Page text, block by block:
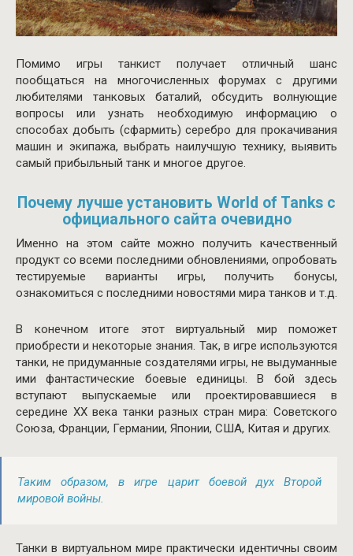
Помимо игры танкист получает отличный шанс
пообщаться на многочисленных форумах с другими
любителями танковых баталий, обсудить волнующие
вопросы или узнать необходимую информацию о
способах добыть (сфармить) серебро для прокачивания
машин и экипажа, выбрать наилучшую технику, выявить
самый прибыльный танк и многое другое.
Почему лучше установить World of Tanks с
официального сайта очевидно
Именно на этом сайте можно получить качественный
продукт со всеми последними обновлениями, опробовать
тестируемые варианты игры, получить бонусы,
ознакомиться с последними новостями мира танков и т.д.
В конечном итоге этот виртуальный мир поможет
приобрести и некоторые знания. Так, в игре используются
танки, не придуманные создателями игры, не выдуманные
ими фантастические боевые единицы. В бой здесь
вступают выпускаемые или проектировавшиеся в
середине XX века танки разных стран мира: Советского
Союза, Франции, Германии, Японии, США, Китая и других.
Таким образом, в игре царит боевой дух Второй
мировой войны.
Танки в виртуальном мире практически идентичны своим